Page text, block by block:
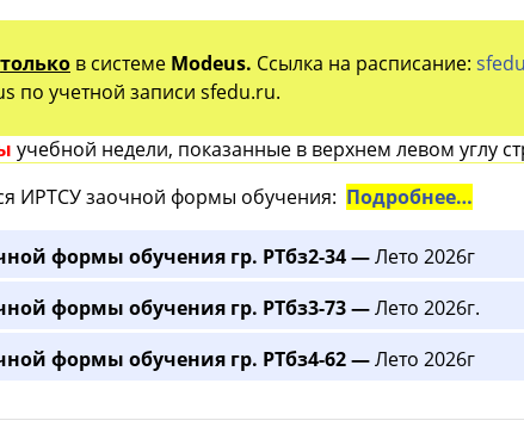
только в системе Modeus. Ссылка на расписание:
по учетной записи sfedu.ru.
учебной недели, показанные в верхнем левом углу
ИРТСУ заочной формы обучения: Подробнее…
формы обучения гр. РТбз2-34 —Лето 2026г
формы обучения гр. РТбз3-73 —Лето 2026г.
формы обучения гр. РТбз4-62 —Лето 2026г